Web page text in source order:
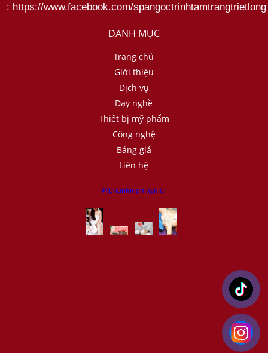
: https://www.facebook.com/spangoctrinhtamtrangtrietlong
DANH MỤC
Trang chủ
Giới thiệu
Dịch vụ
Dạy nghề
Thiết bị mỹ phẩm
Công nghệ
Bảng giá
Liên hệ
@phunlongmaymoi